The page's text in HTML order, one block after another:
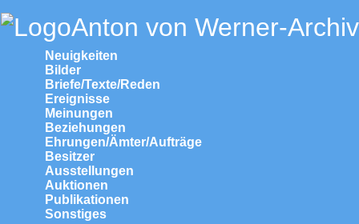
Anton von Werner-Archiv
Neuigkeiten
Bilder
Briefe/Texte/Reden
Ereignisse
Meinungen
Beziehungen
Ehrungen/Ämter/Aufträge
Besitzer
Ausstellungen
Auktionen
Publikationen
Sonstiges